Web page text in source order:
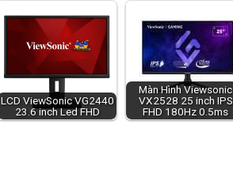
LCD ViewSonic VG2440
23.6 inch Led FHD
Màn Hình Viewsonic
VX2528 25 inch IPS
FHD 180Hz 0.5ms